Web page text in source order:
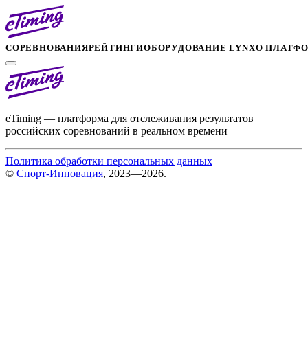
СОРЕВНОВАНИЯРЕЙТИНГИОБОРУДОВАНИЕ LYNXО
eTiming — платформа для отслеживания результатов
российских соревнований в реальном времени
Политика обработки персональных данных
© Спорт-Инновация, 2023—2026.